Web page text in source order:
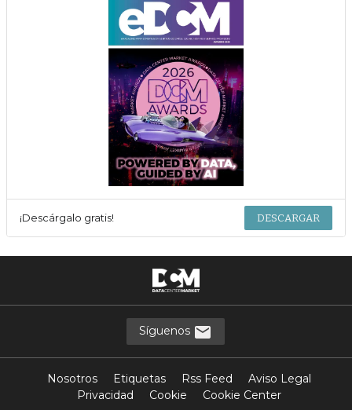
¡Descárgalo gratis! DESCARGAR
Síguenos
Nosotros Etiquetas Rss Feed
Aviso Legal
Privacidad
Cookie Cookie Center